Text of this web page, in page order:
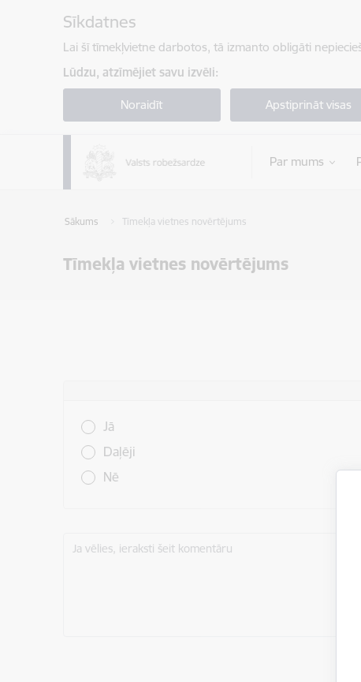
Sīkdatnes
Lai šī tīmekļvietne darbotos, tā izmanto obligāti
Lūdzu, atzīmējiet savu izvēli:
Noraidīt Apstiprināt visas
Par mums
Sākums Tīmekļa vietnes novērtējums
Tīmekļa vietnes novērtējums
Jā
Daļēji
Nē
Ja vēlies, ieraksti šeit komentāru